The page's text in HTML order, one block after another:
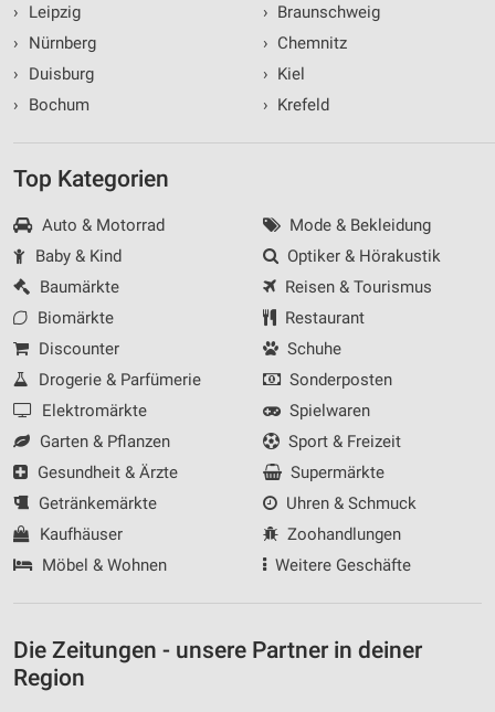
›
Leipzig
›
Nürnberg
›
Duisburg
›
Bochum
› Braunschweig
› Chemnitz
› Kiel
› Krefeld
Top Kategorien
Auto & Motorrad
Baby & Kind
Baumärkte
Biomärkte
Discounter
Drogerie & Parfümerie
Elektromärkte
Garten & Pflanzen
Gesundheit & Ärzte
Getränkemärkte
Kaufhäuser
Möbel & Wohnen
Mode & Bekleidung
Optiker & Hörakustik
Reisen & Tourismus
Restaurant
Schuhe
Sonderposten
Spielwaren
Sport & Freizeit
Supermärkte
Uhren & Schmuck
Zoohandlungen
Weitere Geschäfte
Die Zeitungen - unsere Partner in deiner
Region